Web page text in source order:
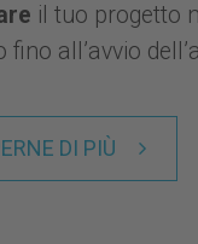
il tuo progetto
all’avvio
DI PIÙ